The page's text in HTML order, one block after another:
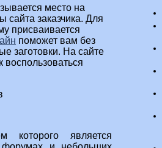
место на
заказчика. Для
присваивается
поможет вам без
заготовки. На сайте
которого является